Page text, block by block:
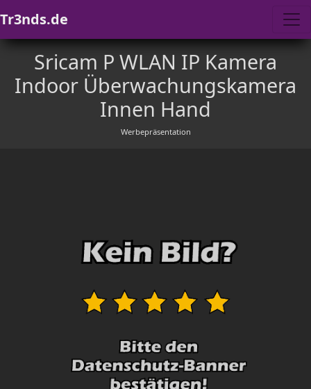
Tr3nds.de
Sricam P WLAN IP Kamera
Indoor Überwachungskamera
Innen Hand
Werbepräsentation